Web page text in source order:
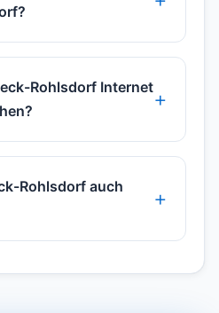
Rohlsdorf Internet
Rohlsdorf auch